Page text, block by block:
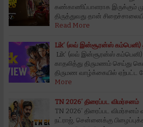
கண்காணிப்பாளராக இருக்கும்
திருத்துவது தான்
Read More
Lik’ (லவ் இன்சூரன்ஸ் கம்பெனி)
Lik’ (லவ் இன்சூரன்ஸ் கம்பெனி)
காதலித்து திருமணம் செய்து
திருமண வாழ்க்கையில் ஏற்பட்ட
More
TN 2026’ திரைப்பட விமர்சனம்
TN 2026’ திரைப்பட விமர்சனம்
நட்ராஜ், சென்னைக்கு